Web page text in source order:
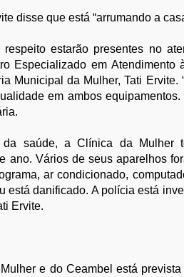
disse que está “arrumando a
respeito estarão presentes no
Especializado em Atendimento
Municipal da Mulher, Tati Ervite.
em ambos
da saúde, a Clínica da
ano. Vários de seus aparelhos
ar condicionado,
está danificado. A polícia está
Ervite.
e do Ceambel está